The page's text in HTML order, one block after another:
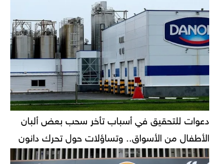
دعوات للتحقيق في أسباب تأخر سحب بعض ألبان
الأطفال من الأسواق.. وتساؤلات حول تحرك دانون